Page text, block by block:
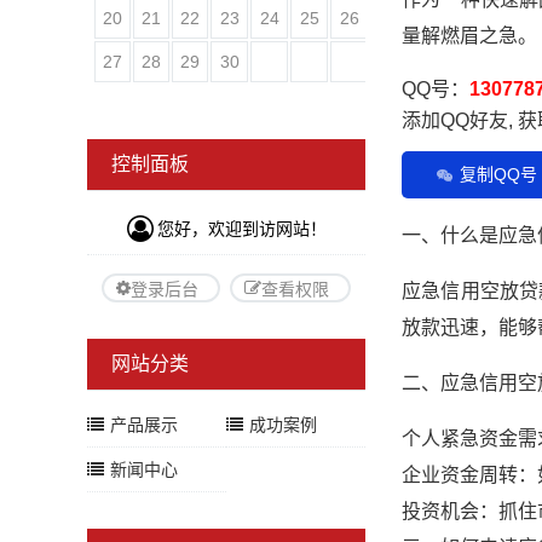
20 21 22 23 24 25 26
27 28 29 30
控制面板
您好，欢迎到访网站！
登录后台 查看权限
网站分类
产品展示 成功案例
新闻中心
量解燃眉之急。
QQ号：
添加QQ好友,
复制QQ号
一、什么是应
应急信用空放
放款迅速，能
二、应急信用
个人紧急资金
企业资金周转
投资机会：抓